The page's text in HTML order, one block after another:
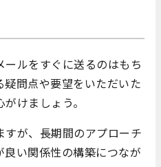
ルをすぐに送るのはもち
問点や要望をいただいた
けましょう。
が、長期間のアプローチ
い関係性の構築につなが